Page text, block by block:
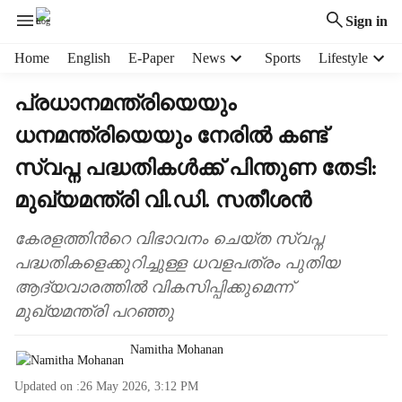
Sign in
Home English E-Paper News Sports Lifestyle
പ്രധാനമന്ത്രിയെയും
ധനമന്ത്രിയെയും നേരിൽ കണ്ട്
സ്വപ്ന പദ്ധതികൾക്ക് പിന്തുണ തേടി:
മുഖ്യമന്ത്രി വി.ഡി. സതീശൻ
കേരളത്തിന്‍റെ വിഭാവനം ചെയ്ത സ്വപ്ന
പദ്ധതികളെക്കുറിച്ചുള്ള ധവളപത്രം പുതിയ
ആദ്യവാരത്തിൽ വികസിപ്പിക്കുമെന്ന്
മുഖ്യമന്ത്രി പറഞ്ഞു
Namitha Mohanan
Updated on :26 May 2026, 3:12 PM